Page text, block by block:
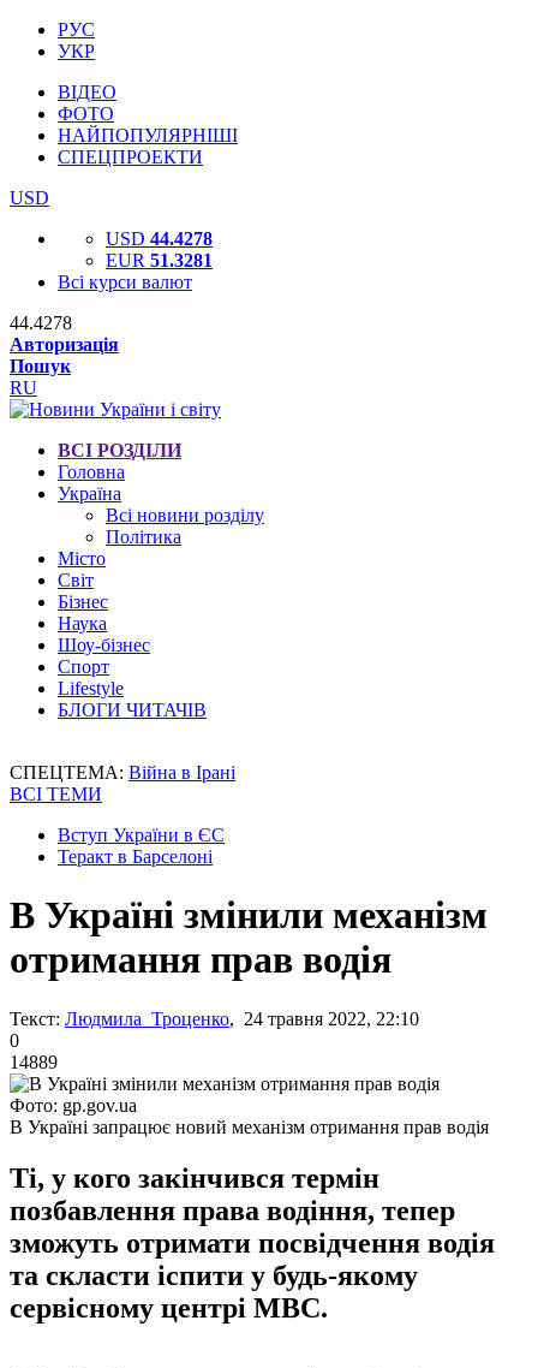
РУС
УКР
ВІДЕО
ФОТО
НАЙПОПУЛЯРНІШІ
СПЕЦПРОЕКТИ
USD
USD 44.4278
EUR 51.3281
Всі курси валют
44.4278
Авторизація
Пошук
RU
ВСІ РОЗДІЛИ
Головна
Україна
Всі новини розділу
Політика
Місто
Світ
Бізнес
Наука
Шоу-бізнес
Спорт
Lifestyle
БЛОГИ ЧИТАЧІВ
СПЕЦТЕМА: Війна в Ірані
ВСІ ТЕМИ
Вступ України в ЄС
Теракт в Барселоні
В Україні змінили механізм
отримання прав водія
Текст: Людмила Троценко, 24 травня 2022, 22:10
0
14889
Фото: gp.gov.ua
В Україні запрацює новий механізм отримання прав водія
Ті, у кого закінчився термін
позбавлення права водіння, тепер
зможуть отримати посвідчення водія
та скласти іспити у будь-якому
сервісному центрі МВС.